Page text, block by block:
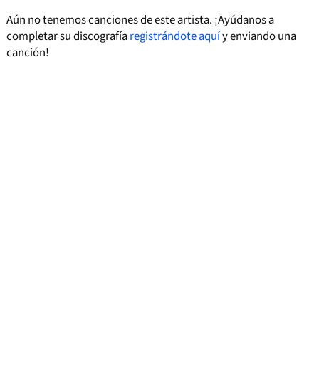
Aún no tenemos canciones de este artista. ¡Ayúdanos a
completar su discografíaregistrándote aquíy enviando una
canción!